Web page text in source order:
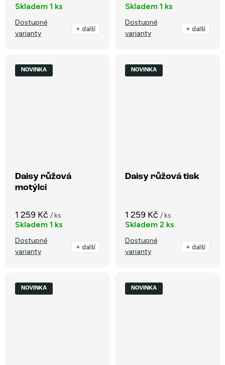
Skladem 1 ks
Dostupné
varianty
+ další
Skladem 1 ks
Dostupné
varianty
+ další
NOVINKA
Daisy růžová
motýlci
1 259 Kč / ks
Skladem 1 ks
Dostupné
varianty
+ další
NOVINKA
Daisy růžová tisk
1 259 Kč / ks
Skladem 2 ks
Dostupné
varianty
+ další
NOVINKA NOVINKA